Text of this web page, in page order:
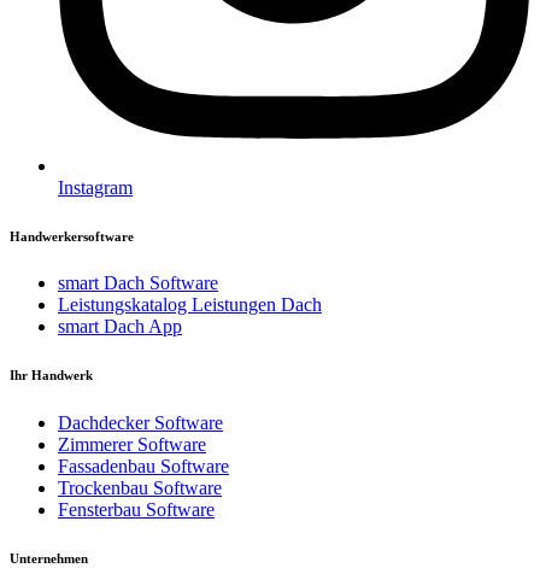
Instagram
Handwerkersoftware
smart Dach Software
Leistungskatalog Leistungen Dach
smart Dach App
Ihr Handwerk
Dachdecker Software
Zimmerer Software
Fassadenbau Software
Trockenbau Software
Fensterbau Software
Unternehmen​